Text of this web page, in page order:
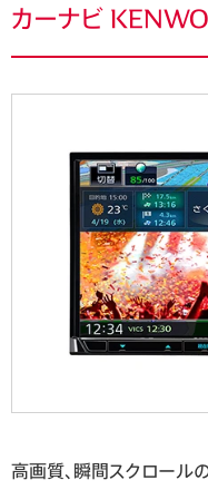
カーナビ
高画質、瞬間スクロール